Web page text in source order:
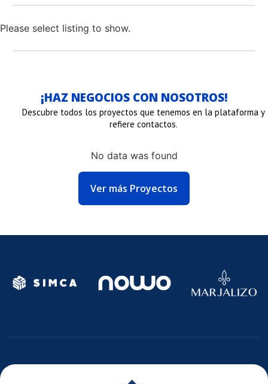
Please select listing to show.
¡HAZ NEGOCIOS CON NOSOTROS!
Descubre todos los proyectos que tenemos en la plataforma y
refiere contactos.
No data was found
Ver más Proyectos
ENLACE
DE
IMAGEN
CARRETE
ENLACE
DE
DE